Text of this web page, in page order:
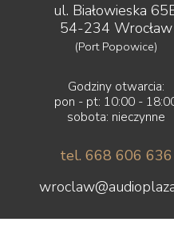
ul. Białowieska
54-234 Wrocław
(Port Popowice)
Godziny otwarcia:
pon - pt: 10:00 -
sobota: nieczynne
tel. 668 606 636